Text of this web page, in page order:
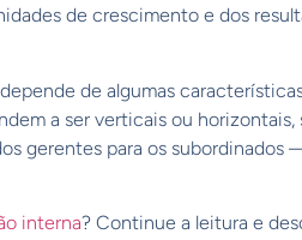
de crescimento e dos
de algumas
a ser verticais ou horizontais,
gerentes para os subordinados
interna? Continue a leitura e